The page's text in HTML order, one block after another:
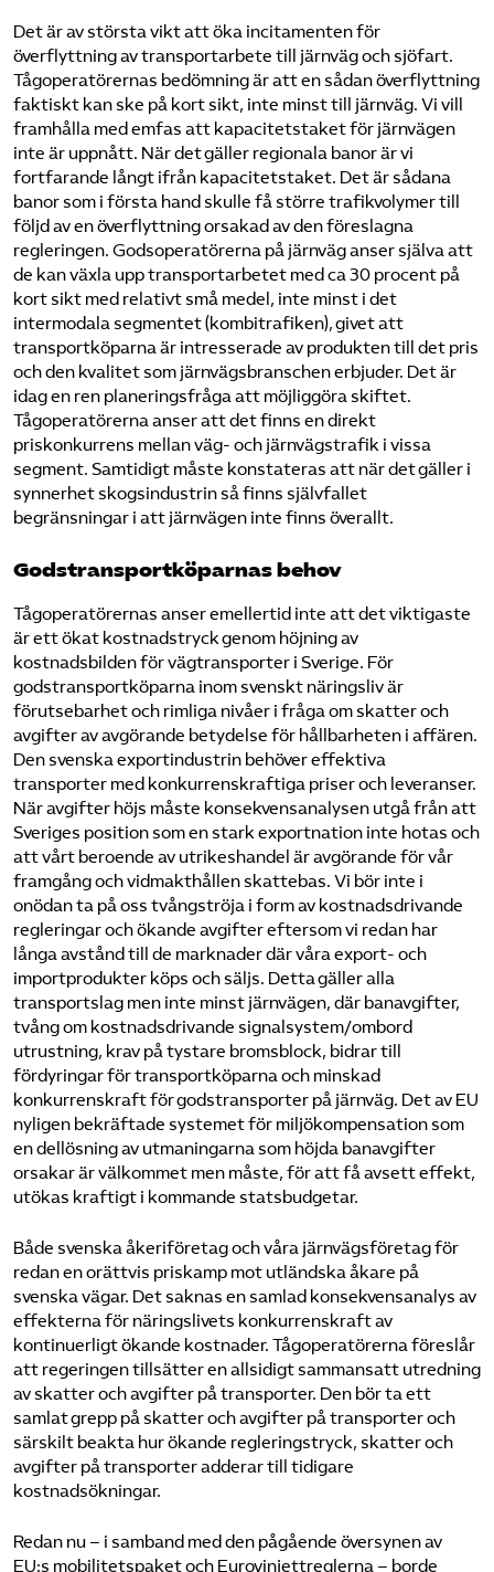
Det är av största vikt att öka incitamenten för
överflyttning av transportarbete till järnväg och sjöfart.
Tågoperatörernas bedömning är att en sådan överflyttning
faktiskt kan ske på kort sikt, inte minst till järnväg. Vi vill
framhålla med emfas att kapacitetstaket för järnvägen
inte är uppnått. När det gäller regionala banor är vi
fortfarande långt ifrån kapacitetstaket. Det är sådana
banor som i första hand skulle få större trafikvolymer till
följd av en överflyttning orsakad av den föreslagna
regleringen. Godsoperatörerna på järnväg anser själva att
de kan växla upp transportarbetet med ca 30 procent på
kort sikt med relativt små medel, inte minst i det
intermodala segmentet (kombitrafiken), givet att
transportköparna är intresserade av produkten till det pris
och den kvalitet som järnvägsbranschen erbjuder. Det är
idag en ren planeringsfråga att möjliggöra skiftet.
Tågoperatörerna anser att det finns en direkt
priskonkurrens mellan väg- och järnvägstrafik i vissa
segment. Samtidigt måste konstateras att när det gäller i
synnerhet skogsindustrin så finns självfallet
begränsningar i att järnvägen inte finns överallt.
Godstransportköparnas behov
Tågoperatörernas anser emellertid inte att det viktigaste
är ett ökat kostnadstryck genom höjning av
kostnadsbilden för vägtransporter i Sverige. För
godstransportköparna inom svenskt näringsliv är
förutsebarhet och rimliga nivåer i fråga om skatter och
avgifter av avgörande betydelse för hållbarheten i affären.
Den svenska exportindustrin behöver effektiva
transporter med konkurrenskraftiga priser och leveranser.
När avgifter höjs måste konsekvensanalysen utgå från att
Sveriges position som en stark exportnation inte hotas och
att vårt beroende av utrikeshandel är avgörande för vår
framgång och vidmakthållen skattebas. Vi bör inte i
onödan ta på oss tvångströja i form av kostnadsdrivande
regleringar och ökande avgifter eftersom vi redan har
långa avstånd till de marknader där våra export- och
importprodukter köps och säljs. Detta gäller alla
transportslag men inte minst järnvägen, där banavgifter,
tvång om kostnadsdrivande signalsystem/ombord
utrustning, krav på tystare bromsblock, bidrar till
fördyringar för transportköparna och minskad
konkurrenskraft för godstransporter på järnväg. Det av EU
nyligen bekräftade systemet för miljökompensation som
en dellösning av utmaningarna som höjda banavgifter
orsakar är välkommet men måste, för att få avsett effekt,
utökas kraftigt i kommande statsbudgetar.
Både svenska åkeriföretag och våra järnvägsföretag för
redan en orättvis priskamp mot utländska åkare på
svenska vägar. Det saknas en samlad konsekvensanalys av
effekterna för näringslivets konkurrenskraft av
kontinuerligt ökande kostnader. Tågoperatörerna föreslår
att regeringen tillsätter en allsidigt sammansatt utredning
av skatter och avgifter på transporter. Den bör ta ett
samlat grepp på skatter och avgifter på transporter och
särskilt beakta hur ökande regleringstryck, skatter och
avgifter på transporter adderar till tidigare
kostnadsökningar.
Redan nu – i samband med den pågående översynen av
EU:s mobilitetspaket och Eurovinjettreglerna – borde